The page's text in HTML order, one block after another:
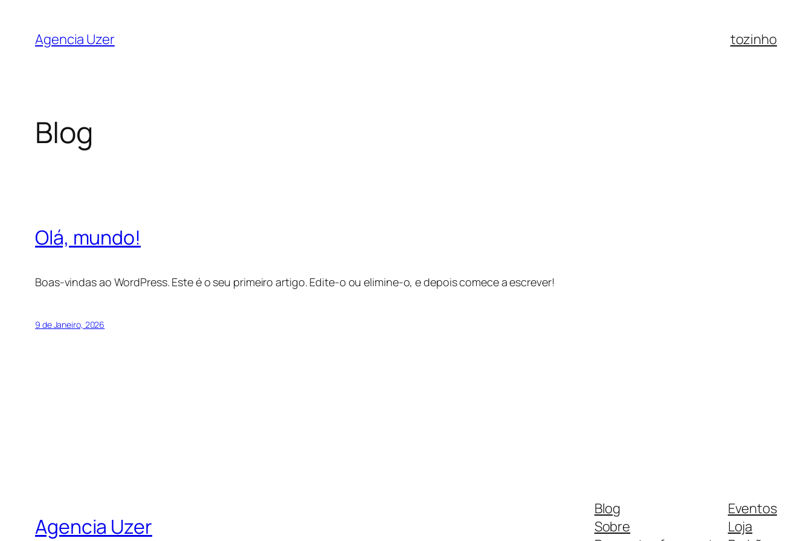
Agencia Uzer tozinho
Blog
Olá, mundo!
Boas-vindas ao WordPress. Este é o seu primeiro artigo. Edite-o ou elimine-o, e depois comece a escrever!
9 de Janeiro, 2026
Agencia Uzer
Blog
Sobre
Eventos
Loja